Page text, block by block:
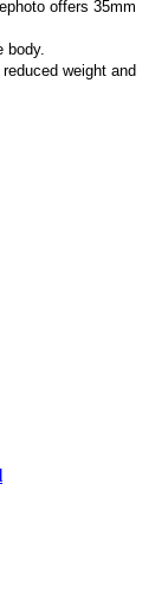
offers 35mm
body.
weight and